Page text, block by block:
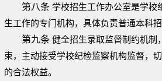
第八条 学校招生工作办公室是学校
生工作的专门机构，具体负责普通本科招
第九条 健全招生录取监督制约机制
束，主动接受学校纪检监察机构监督，
的合法权益。